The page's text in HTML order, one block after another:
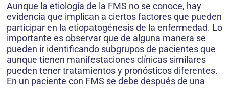
Aunque la etiología de la FMS no se conoce, hay
evidencia que implican a ciertos factores que pueden
participar en la etiopatogénesis de la enfermedad. Lo
importante es observar que de alguna manera se
pueden ir identificando subgrupos de pacientes que
aunque tienen manifestaciones clínicas similares
pueden tener tratamientos y pronósticos diferentes.
En un paciente con FMS se debe después de una